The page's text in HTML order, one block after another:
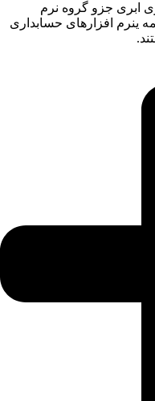
ابری جزو گروه نرم
ینرم افزارهای حسابداری